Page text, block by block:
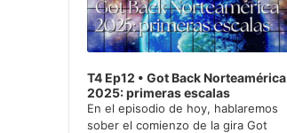
T4 Ep12 • Got Back Norteamérica
2025: primeras escalas
En el episodio de hoy, hablaremos
sober el comienzo de la gira Got